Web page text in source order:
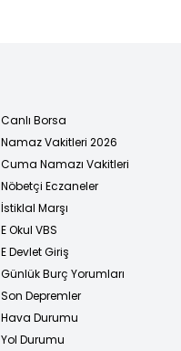
Canlı Borsa
Namaz Vakitleri 2026
Cuma Namazı Vakitleri
Nöbetçi Eczaneler
İstiklal Marşı
E Okul VBS
E Devlet Giriş
Günlük Burç Yorumları
Son Depremler
Hava Durumu
Yol Durumu